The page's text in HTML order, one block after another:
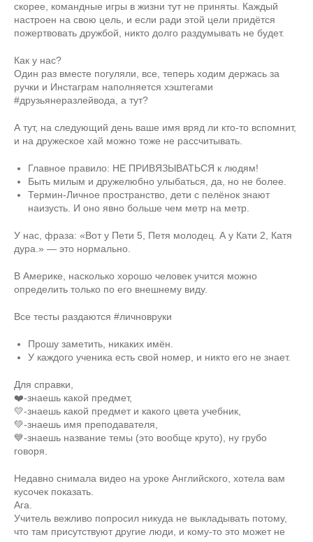
скорее, командные игры в жизни тут не приняты. Каждый
настроен на свою цель, и если ради этой цели придётся
пожертвовать дружбой, никто долго раздумывать не будет.
Как у нас?
Один раз вместе погуляли, все, теперь ходим держась за
ручки и Инстаграм наполняется хэштегами
#друзьянеразлейвода, а тут?
А тут, на следующий день ваше имя вряд ли кто-то вспомнит,
и на дружеское хай можно тоже не рассчитывать.
Главное правило: НЕ ПРИВЯЗЫВАТЬСЯ к людям!
Быть милым и дружелюбно улыбаться, да, но не более.
Термин-Личное пространство, дети с пелёнок знают
наизусть. И оно явно больше чем метр на метр.
У нас, фраза: «Вот у Пети 5, Петя молодец. А у Кати 2, Катя
дура.» — это нормально.
В Америке, насколько хорошо человек учится можно
определить только по его внешнему виду.
Все тесты раздаются #личновруки
Прошу заметить, никаких имён.
У каждого ученика есть свой номер, и никто его не знает.
Для справки,
❤️-знаешь какой предмет,
💛-знаешь какой предмет и какого цвета учебник,
💚-знаешь имя преподавателя,
💙-знаешь название темы (это вообще круто), ну грубо
говоря.
Недавно снимала видео на уроке Английского, хотела вам
кусочек показать.
Ага.
Учитель вежливо попросил никуда не выкладывать потому,
что там присутствуют другие люди, и кому-то это может не